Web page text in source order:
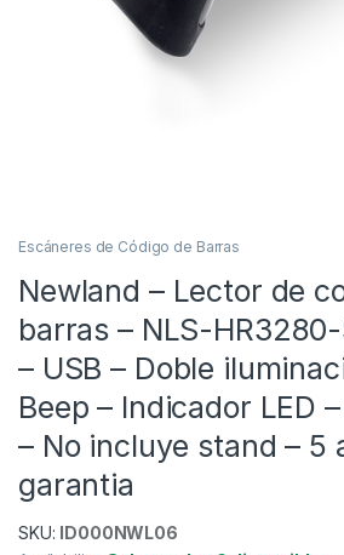
Escáneres de Código de Barras
Newland – Lector de
barras – NLS-
– USB – Doble
Beep – Indicador LED
– No incluye stand – 5
garantia
SKU: ID000NWL06